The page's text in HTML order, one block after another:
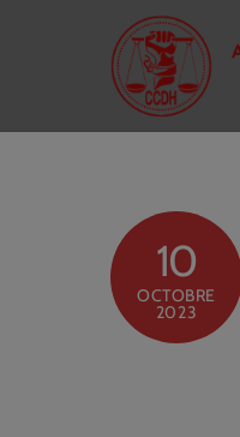
10
OCTOBRE
2023